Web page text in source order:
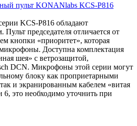
пульт KONANlabs KCS-P816
KCS-P816 обладают
председателя отличается от
кнопки «приоритет», которая
Доступна комплектация
шея» с ветрозащитой,
DCN. Микрофоны этой серии могут
блоку как проприетарными
и экранированным кабелем «витая
6, это необходимо уточнить при